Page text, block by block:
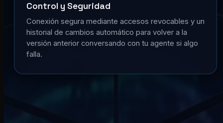
Control y Seguridad
Conexión segura mediante accesos revocables y un
historial de cambios automático para volver a la
versión anterior conversando con tu agente si algo
falla.